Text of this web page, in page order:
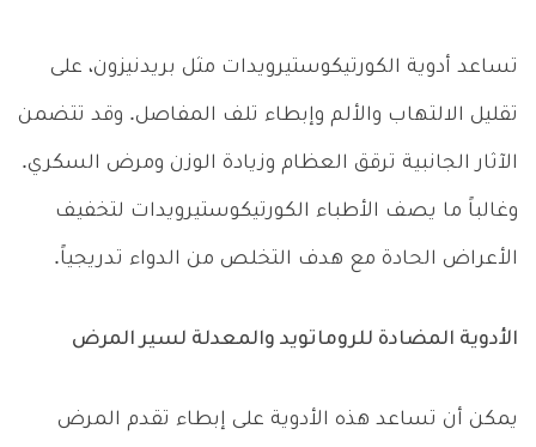
تساعد أدوية الكورتيكوستيرويدات مثل بريدنيزون، على
تقليل الالتهاب والألم وإبطاء تلف المفاصل. وقد تتضمن
الآثار الجانبية ترقق العظام وزيادة الوزن ومرض السكري.
وغالباً ما يصف الأطباء الكورتيكوستيرويدات لتخفيف
الأعراض الحادة مع هدف التخلص من الدواء تدريجياً.
الأدوية المضادة للروماتويد والمعدلة لسير المرض
يمكن أن تساعد هذه الأدوية على إبطاء تقدم المرض